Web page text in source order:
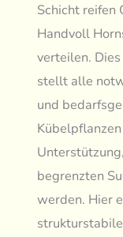
Schicht reifen
Handvoll
verteilen.
stellt alle
und
begrenzten
werden. Hier